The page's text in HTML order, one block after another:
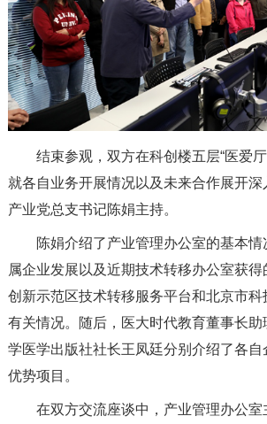
结束参观，双方在科创楼五层“医爱厅
就各自业务开展情况以及未来合作展开
产业党总支书记陈娟主持。
陈娟介绍了产业管理办公室的基本
属企业发展以及近期技术转移办公室获
创新示范区技术转移服务平台和北京市科
有关情况。随后，医大时代教育董事长助
学医学出版社社长王凤廷分别介绍了各自
优势项目。
在双方交流座谈中，产业管理办公室